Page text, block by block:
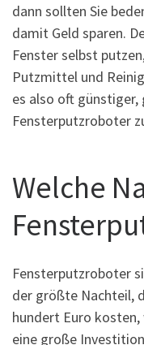
dann sollten Sie
damit Geld sparen.
Fenster selbst
Putzmittel und
es also oft günstiger,
Fensterputzroboter
Welche
Fensterputzroboter
der größte Nachteil,
hundert Euro
eine große